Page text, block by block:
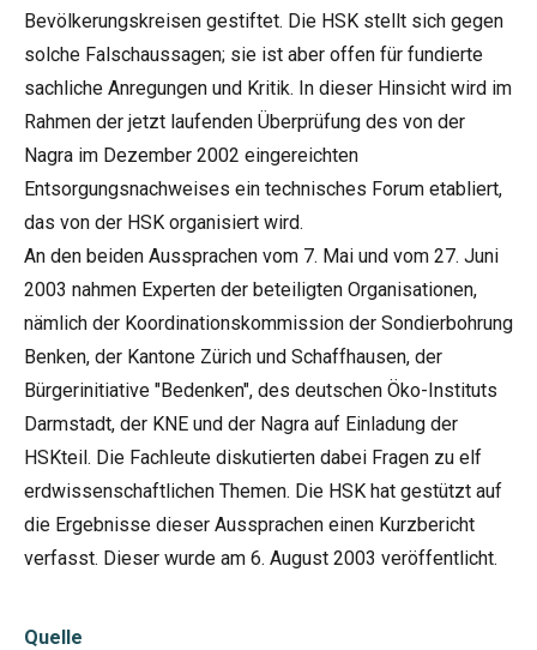
Bevölkerungskreisen gestiftet. Die HSK stellt sich gegen
solche Falschaussagen; sie ist aber offen für fundierte
sachliche Anregungen und Kritik. In dieser Hinsicht wird im
Rahmen der jetzt laufenden Überprüfung des von der
Nagra im Dezember 2002 eingereichten
Entsorgungsnachweises ein technisches Forum etabliert,
das von der HSK organisiert wird.
An den beiden Aussprachen vom 7. Mai und vom 27. Juni
2003 nahmen Experten der beteiligten Organisationen,
nämlich der Koordinationskommission der Sondierbohrung
Benken, der Kantone Zürich und Schaffhausen, der
Bürgerinitiative "Bedenken", des deutschen Öko-Instituts
Darmstadt, der KNE und der Nagra auf Einladung der
HSKteil. Die Fachleute diskutierten dabei Fragen zu elf
erdwissenschaftlichen Themen. Die HSK hat gestützt auf
die Ergebnisse dieser Aussprachen einen Kurzbericht
verfasst. Dieser wurde am 6. August 2003 veröffentlicht.
Quelle